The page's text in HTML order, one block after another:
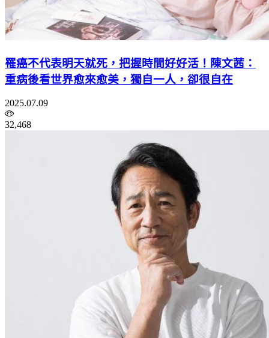
罹癌不代表明天就死，把握時間好好活！陳文茜：
重病後看世界愈來愈美，獨自一人，卻很自在
2025.07.09
32,468